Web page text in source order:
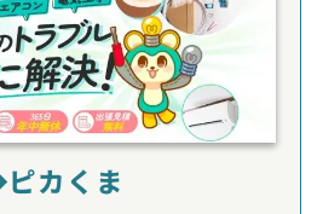
カくま